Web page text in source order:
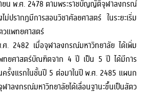
ภาควิชา
วิจัย
ประชาสัมพันธ์
ายน พ.ศ. 2478 ตามพระราชบัญญัติจุฬาลงกรณ์
ปรากฏมีการสอนวิชาศัลยศาสตร์ ในระยะเริ่ม
แพทยศาสตร์
เมื่อจุฬาลงกรณ์มหาวิทยาลัย ได้เพิ่ม
ทยศาสตร์บัณฑิตจาก 4 ปี เป็น 5 ปี ได้มีการ
รั้งแรกในชั้นปี 5 ต่อมาในปี พ.ศ. 2485 แผนก
รณ์มหาวิทยาลัยได้เลื่อนฐานะขึ้นเป็นสัตว